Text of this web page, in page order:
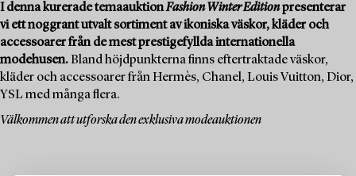
I denna kurerade temaauktionFashion Winter Editionpresenterar
vi ett noggrant utvalt sortiment av ikoniska väskor, kläder och
accessoarer från de mest prestigefyllda internationella
modehusen. Bland höjdpunkterna finns eftertraktade väskor,
kläder och accessoarer från Hermès, Chanel, Louis Vuitton, Dior,
YSL med många flera.
Välkommen att utforska den exklusiva modeauktionen